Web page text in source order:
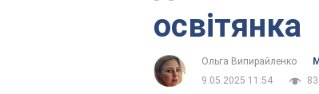
освітянка
Ольга Випирайленко
9.05.2025 11:54